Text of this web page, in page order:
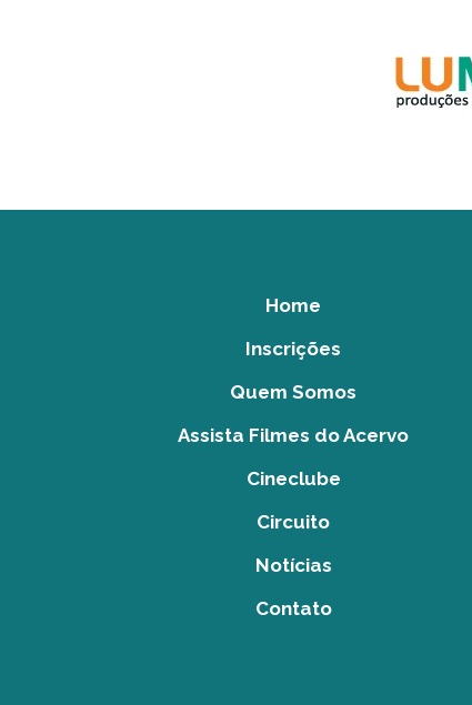
Home
Inscrições
Quem Somos
Assista Filmes do Acervo
Cineclube
Circuito
Notícias
Contato